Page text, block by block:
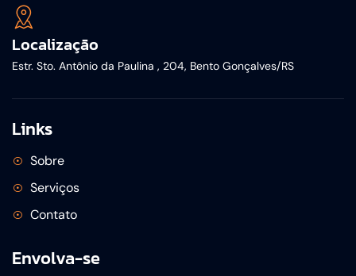
Localização
Estr. Sto. Antônio da Paulina , 204, Bento Gonçalves/RS
Links
Sobre
Serviços
Contato
Envolva-se